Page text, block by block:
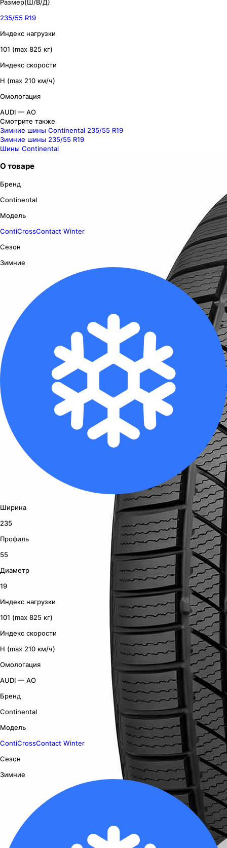
Размер(Ш/В/Д)
235/55 R19
Индекс нагрузки
101 (max 825 кг)
Индекс скорости
H (max 210 км/ч)
Омологация
AUDI — AO
Смотрите также
Зимние шины Continental 235/55 R19
Зимние шины 235/55 R19
Шины Continental
О товаре
Бренд
Continental
Модель
ContiCrossContact Winter
Сезон
Зимние
Ширина
235
Профиль
55
Диаметр
19
Индекс нагрузки
101 (max 825 кг)
Индекс скорости
H (max 210 км/ч)
Омологация
AUDI — AO
Бренд
Continental
Модель
ContiCrossContact Winter
Сезон
Зимние